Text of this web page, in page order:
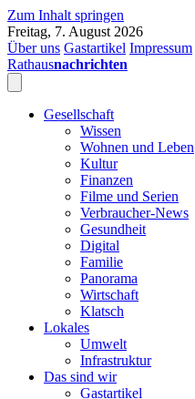
Zum Inhalt springen
Freitag, 7. August 2026
Über uns Gastartikel Impressum
Rathausnachrichten
Gesellschaft
Wissen
Wohnen und Leben
Kultur
Finanzen
Filme und Serien
Verbraucher-News
Gesundheit
Digital
Familie
Panorama
Wirtschaft
Klatsch
Lokales
Umwelt
Infrastruktur
Das sind wir
Gastartikel